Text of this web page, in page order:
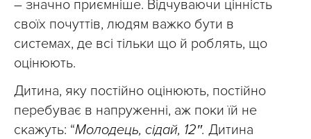
– значно приємніше. Відчуваючи цінність
своїх почуттів, людям важко бути в
системах, де всі тільки що й роблять, що
оцінюють.
Дитина, яку постійно оцінюють, постійно
перебуває в напруженні, аж поки їй не
скажуть: “Молодець, сідай, 12″. Дитина